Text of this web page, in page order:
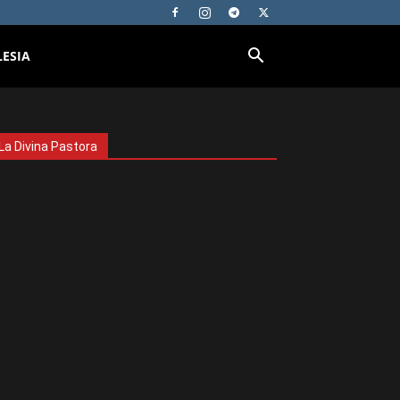
La Divina Pastora